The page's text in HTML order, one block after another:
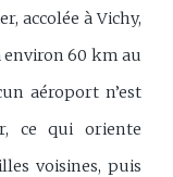
accolée à Vichy,
environ 60 km au
aéroport n’est
ce qui oriente
voisines, puis